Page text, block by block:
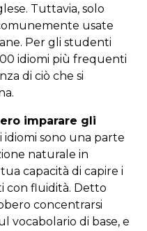
Tuttavia, solo
usate
Per gli studenti
idiomi più frequenti
di ciò che si
imparare gli
idiomi sono una parte
naturale in
capacità di capire i
con fluidità. Detto
concentrarsi
vocabolario di base, e